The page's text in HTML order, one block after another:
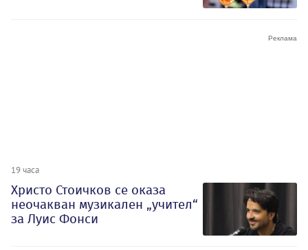
19 часа
Христо Стоичков се оказа
неочакван музикален „учител“
за Луис Фонси